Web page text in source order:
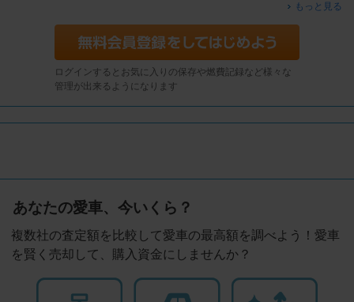
もっと見る
ログインするとお気に入りの保存や燃費記録など様々な
管理が出来るようになります
あなたの愛車、今いくら？
複数社の査定額を比較して愛車の最高額を調べよう！愛車
を賢く売却して、購入資金にしませんか？